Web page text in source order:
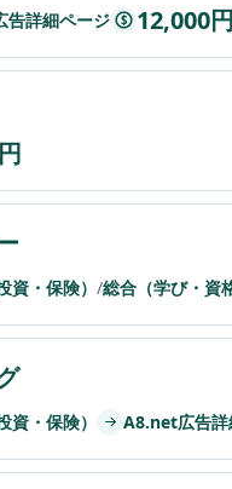
告詳細ページ $ 12,000円
資・保険） /総合（学び・資
資・保険） A8.net広告詳